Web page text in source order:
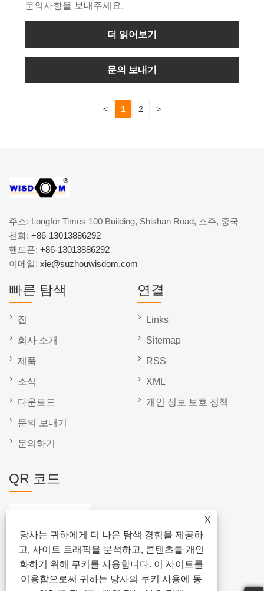
문의사항을 보내주세요.
더 읽어보기
문의 보내기
< 1 2 >
X
당사는 귀하에게 더 나은 탐색 경험을 제공하
고, 사이트 트래픽을 분석하고, 콘텐츠를 개인
화하기 위해 쿠키를 사용합니다. 이 사이트를
이용함으로써 귀하는 당사의 쿠키 사용에 동
주소: Longfor Times 100 Building, Shishan Road, 소주, 중국
전화: +86-13013886292
핸드폰: +86-13013886292
이메일: xie@suzhouwisdom.com
빠른 탐색
집
회사 소개
제품
소식
다운로드
문의 보내기
문의하기
연결
Links
Sitemap
RSS
XML
개인 정보 보호 정책
QR 코드